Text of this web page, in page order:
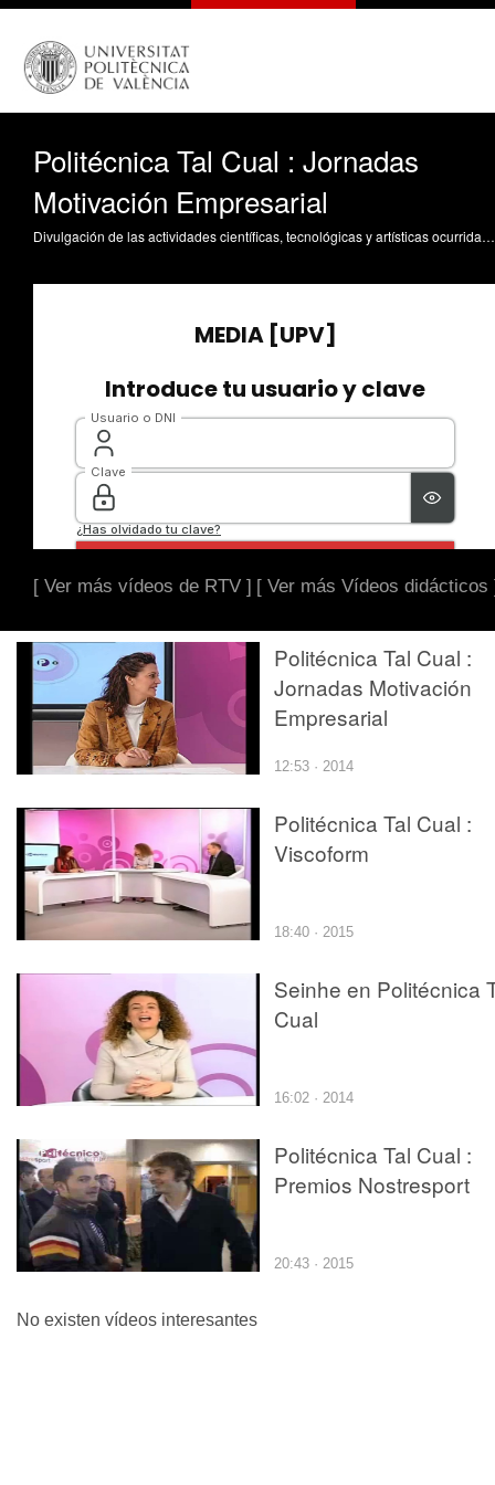
Politécnica Tal Cual : Jornadas
Motivación Empresarial
Divulgación de las actividades científicas, tecnológicas y artísticas ocurridas en los tres campus de la UPV
[ Ver más vídeos de RTV ] [ Ver más Vídeos didácticos
Politécnica Tal Cual :
Jornadas Motivación
Empresarial
12:53 · 2014
Politécnica Tal Cual :
Viscoform
18:40 · 2015
Seinhe en Politécnica
Cual
16:02 · 2014
Politécnica Tal Cual :
Premios Nostresport
20:43 · 2015
No existen vídeos interesantes